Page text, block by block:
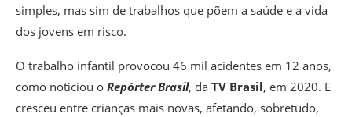
simples, mas sim de trabalhos que põem a saúde e a vida
dos jovens em risco.
O trabalho infantil provocou 46 mil acidentes em 12 anos,
como noticiou o Repórter Brasil, da TV Brasil, em 2020. E
cresceu entre crianças mais novas, afetando, sobretudo,